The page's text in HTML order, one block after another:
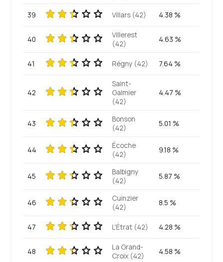
39 Villars (42) 4.38 %
40
Villerest
(42)
4.63 %
41 Régny (42) 7.64 %
42
Saint-
Galmier
(42)
4.47 %
43
Bonson
(42)
5.01 %
44
Écoche
(42)
9.18 %
45
Balbigny
(42)
5.87 %
46
Cuinzier
(42)
8.5 %
47 L'Étrat (42) 4.28 %
48
La Grand-
Croix (42)
4.58 %